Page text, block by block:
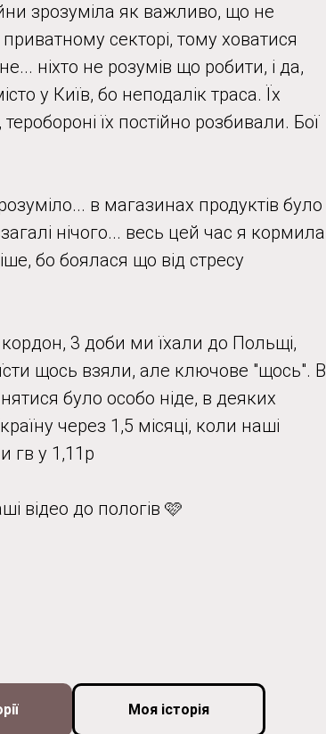
зрозуміла як важливо, що не
секторі, тому ховатися
ніхто не розумів що робити, і да,
у Київ, бо неподалік траса. Їх
їх постійно розбивали. Бої
в магазинах продуктів було
нічого... весь цей час я кормила
бо боялася що від стресу
3 доби ми їхали до Польщі,
щось взяли, але ключове "щось". В
було особо ніде, в деяких
через 1,5 місяці, коли наші
гв у 1,11р
відео до пологів 🩷
Моя історія